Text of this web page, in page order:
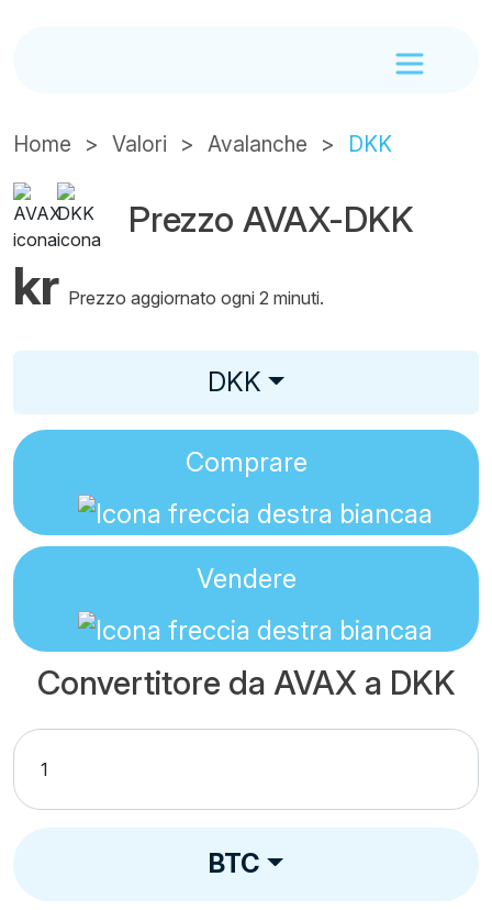
Home Valori Avalanche DKK
Prezzo AVAX-DKK
kr Prezzo aggiornato ogni 2 minuti.
DKK
Comprare
Vendere
Convertitore da AVAX a DKK
BTC